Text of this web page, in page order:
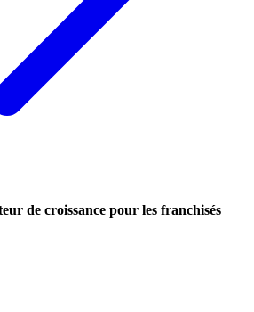
de croissance pour les franchisés